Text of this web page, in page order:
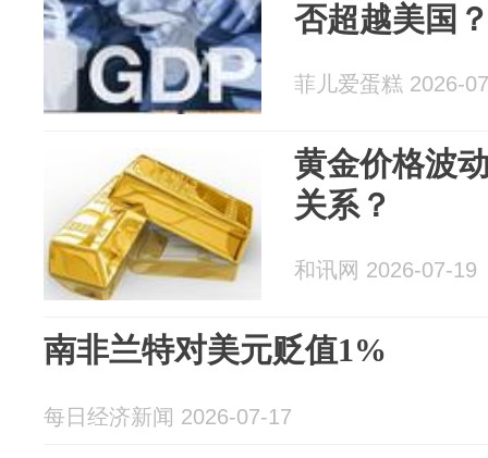
否超越美国
菲儿爱蛋糕 2026-
黄金价格波
关系？
和讯网 2026-07-19
南非兰特对美元贬值1%
每日经济新闻 2026-07-17